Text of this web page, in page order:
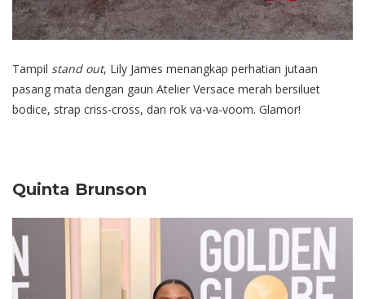
Tampil stand out, Lily James menangkap perhatian jutaan
pasang mata dengan gaun Atelier Versace merah bersiluet
bodice, strap criss-cross, dan rok va-va-voom. Glamor!
Quinta Brunson